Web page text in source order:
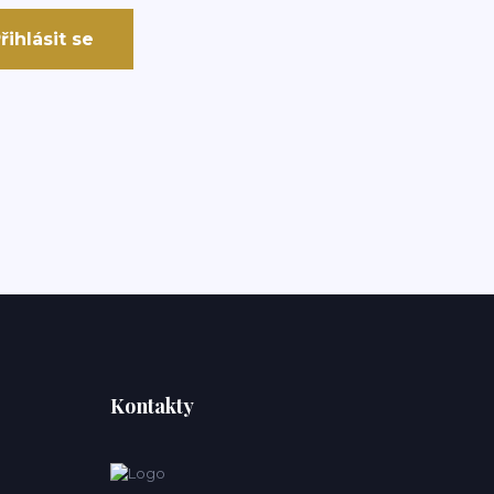
se
Kontakty